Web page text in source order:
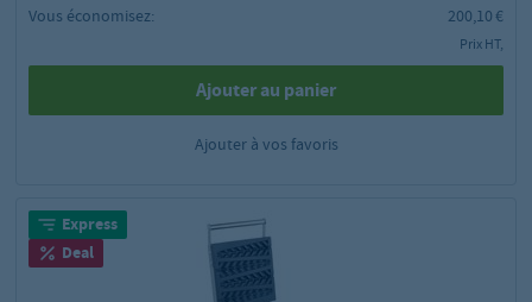
Vous économisez: 200,10 €
Prix HT,
Ajouter au panier
Ajouter à vos favoris
Express
Deal